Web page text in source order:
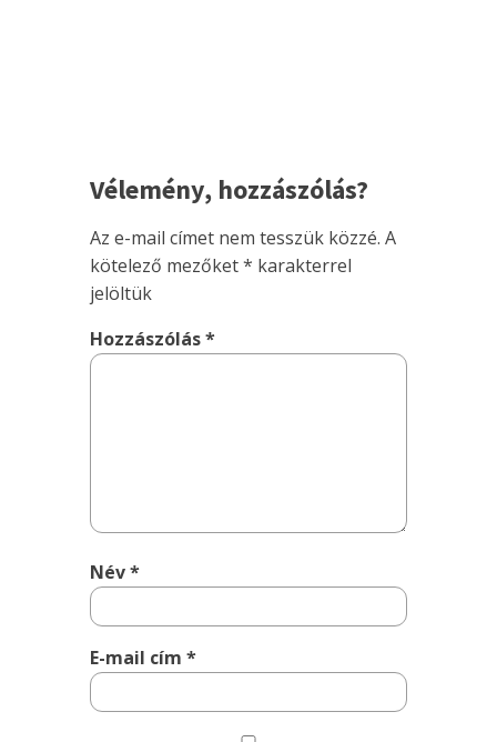
Vélemény, hozzászólás?
Az e-mail címet nem tesszük közzé. A
kötelező mezőket* karakterrel
jelöltük
Hozzászólás*
Név*
E-mail cím*